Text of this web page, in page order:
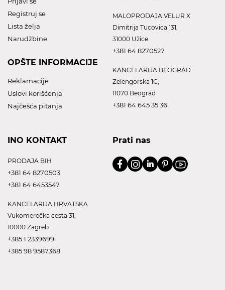
Registruj se
Lista želja
Narudžbine
OPŠTE INFORMACIJE
Reklamacije
Uslovi korišćenja
Najčešća pitanja
MALOPRODAJA VELUR X
Dimitrija Tucovica 131,
31000 Užice
+381 64 8270527
KANCELARIJA BEOGRAD
Zelengorska 1G,
11070 Beograd
+381 64 645 35 36
INO KONTAKT
PRODAJA BIH
+381 64 8270503
+381 64 6453547
KANCELARIJA HRVATSKA
Vukomerečka cesta 31,
10000 Zagreb
+385 1 2339699
+385 98 9587368
Prati nas